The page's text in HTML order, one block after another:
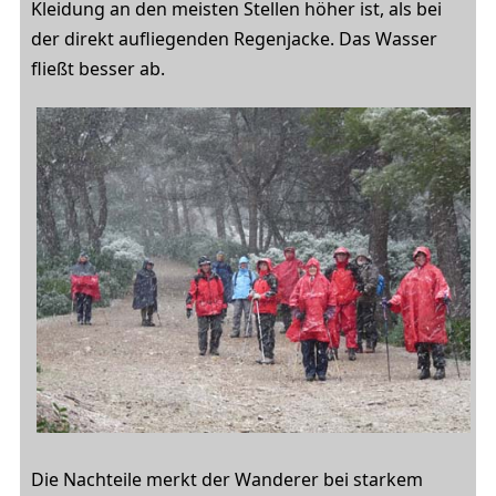
Kleidung an den meisten Stellen höher ist, als bei
der direkt aufliegenden Regenjacke. Das Wasser
fließt besser ab.
Die Nachteile merkt der Wanderer bei starkem